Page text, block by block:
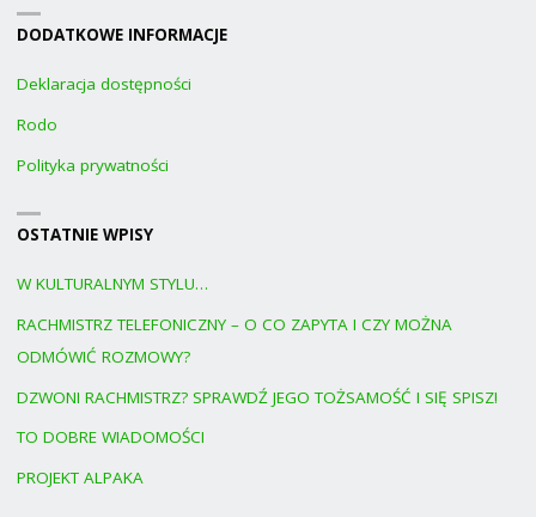
DODATKOWE INFORMACJE
Deklaracja dostępności
Rodo
Polityka prywatności
OSTATNIE WPISY
W KULTURALNYM STYLU…
RACHMISTRZ TELEFONICZNY – O CO ZAPYTA I CZY MOŻNA
ODMÓWIĆ ROZMOWY?
DZWONI RACHMISTRZ? SPRAWDŹ JEGO TOŻSAMOŚĆ I SIĘ SPISZ!
TO DOBRE WIADOMOŚCI
PROJEKT ALPAKA